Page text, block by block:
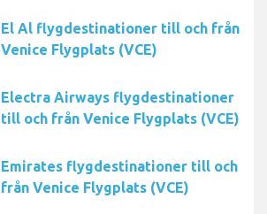
El Al flygdestinationer till och från
Venice Flygplats (VCE)
Electra Airways flygdestinationer
till och från Venice Flygplats (VCE)
Emirates flygdestinationer till och
från Venice Flygplats (VCE)